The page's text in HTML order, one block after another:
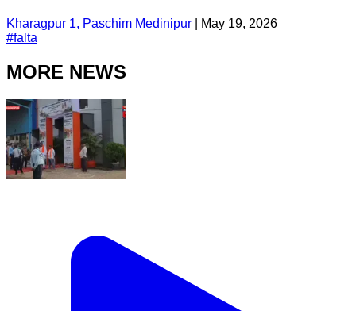
Kharagpur 1, Paschim Medinipur
May 19, 2026
#falta
MORE NEWS